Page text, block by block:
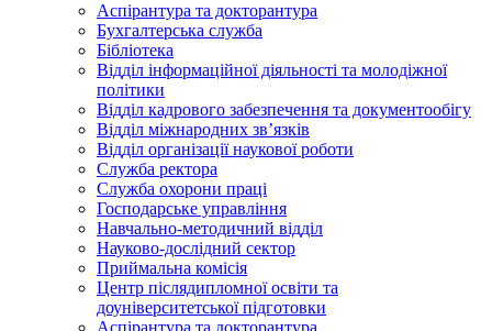
Аспірантура та докторантура
Бухгалтерська служба
Бібліотека
Відділ інформаційної діяльності та молодіжної
політики
Відділ кадрового забезпечення та документообігу
Відділ міжнародних зв’язків
Відділ організації наукової роботи
Служба ректора
Служба охорони праці
Господарське управління
Навчально-методичний відділ
Науково-дослідний сектор
Приймальна комісія
Центр післядипломної освіти та
доуніверситетської підготовки
Аспірантура та докторантура